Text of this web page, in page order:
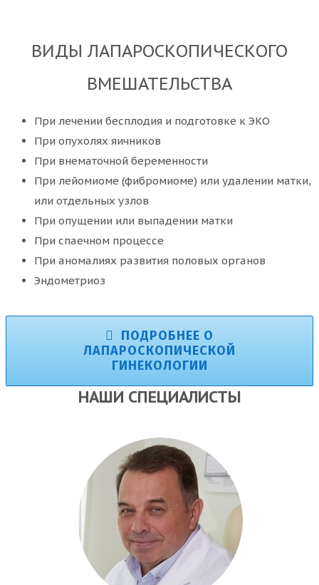
ВИДЫ ЛАПАРОСКОПИЧЕСКОГО
ВМЕШАТЕЛЬСТВА
При лечении бесплодия и подготовке к ЭКО
При опухолях яичников
При внематочной беременности
При лейомиоме (фибромиоме) или удалении матки,
или отдельных узлов
При опущении или выпадении матки
При спаечном процессе
При аномалиях развития половых органов
Эндометриоз
ПОДРОБНЕЕ О
ЛАПАРОСКОПИЧЕСКОЙ
ГИНЕКОЛОГИИ
НАШИ СПЕЦИАЛИСТЫ